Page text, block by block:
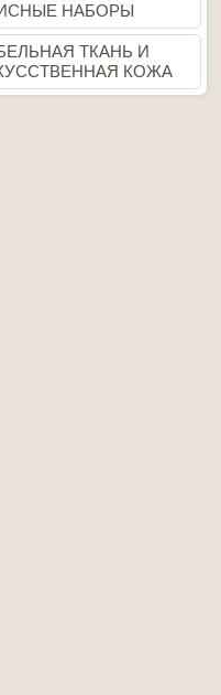
НАБОРЫ
ТКАНЬ И
КОЖА